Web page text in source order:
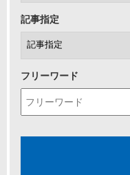
記事指定
フリーワード